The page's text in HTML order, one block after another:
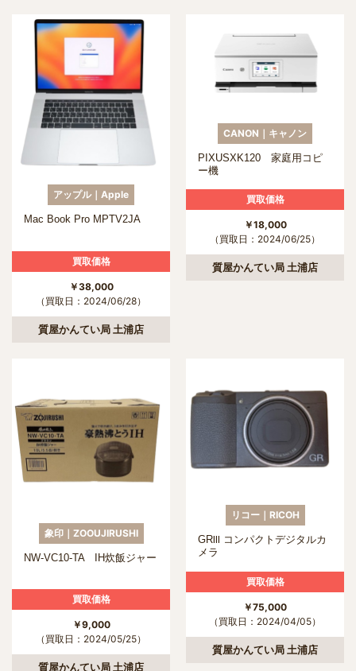
アップル｜Apple
Mac Book Pro MPTV2JA
買取価格
￥38,000
（買取日：2024/06/28）
質屋かんてい局 土浦店
CANON｜キャノン
PIXUSXK120 家庭用コピ
ー機
買取価格
￥18,000
（買取日：2024/06/25）
質屋かんてい局 土浦店
象印｜ZOOUJIRUSHI
NW-VC10-TA IH炊飯ジャー
買取価格
￥9,000
（買取日：2024/05/25）
質屋かんてい局 土浦店
リコー｜RICOH
GRⅢ コンパクトデジタルカ
メラ
買取価格
￥75,000
（買取日：2024/04/05）
質屋かんてい局 土浦店